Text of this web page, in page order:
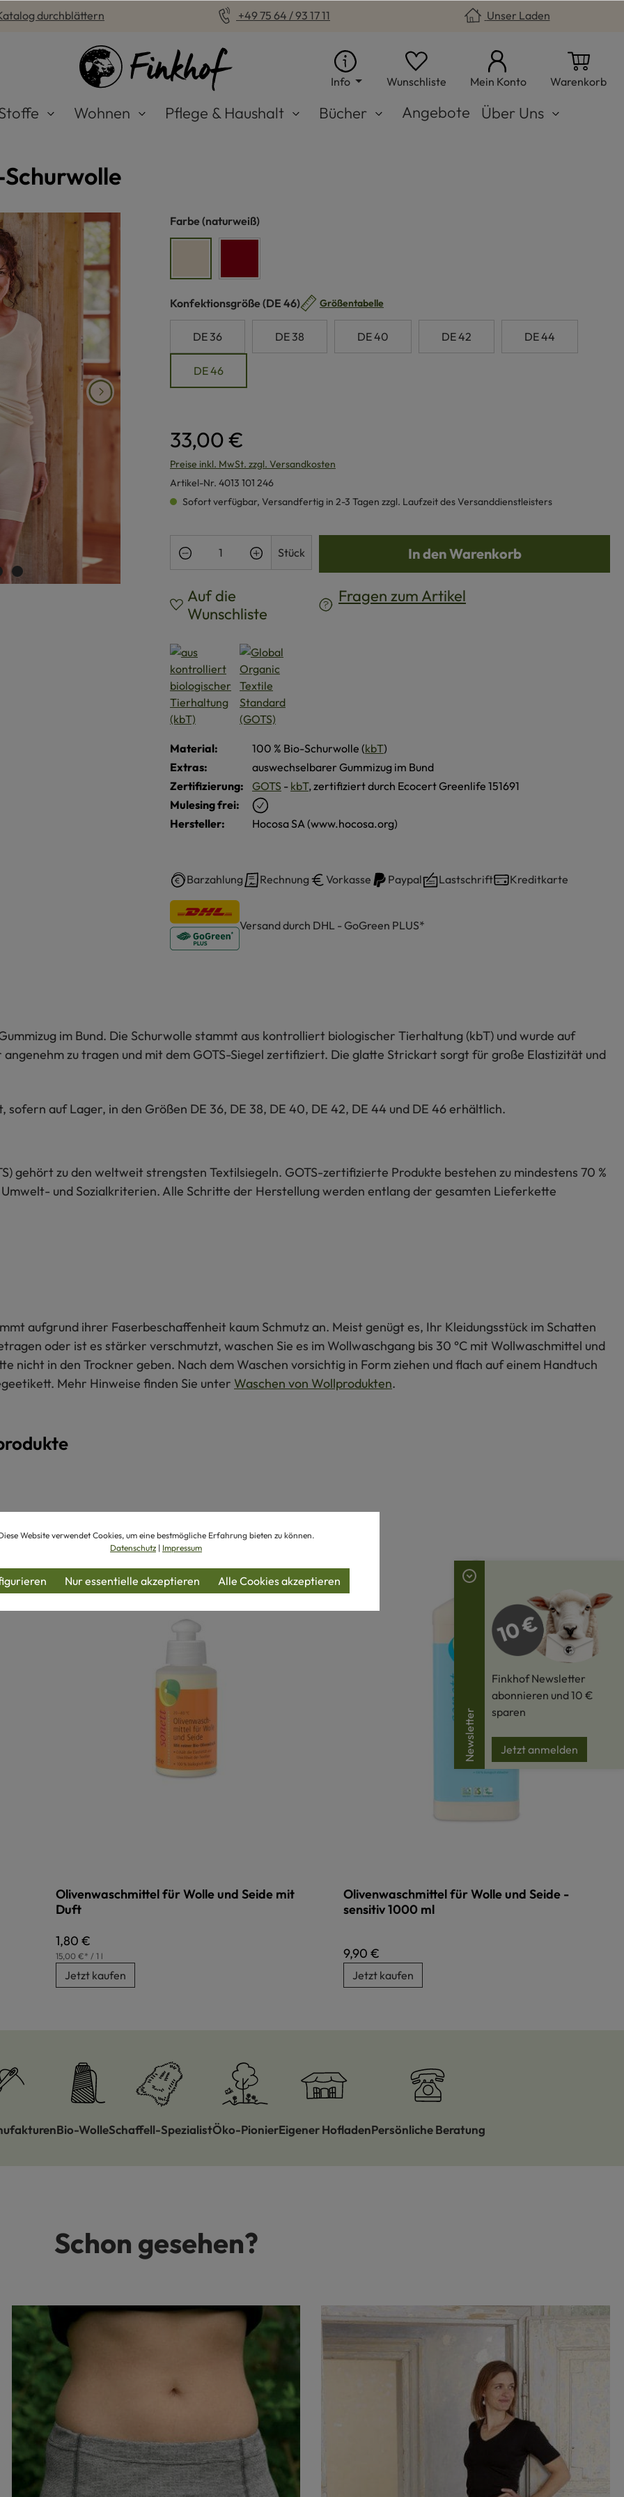
durchblättern +49 75 64 / 93 17 11 Unser Laden
Info Wunschliste Du hast 0 Produkte auf dem
Mein Konto Warenkorb
Wohnen Pflege & Haushalt Bücher Angebote Über Uns
Farbe auswählen
(naturweiß)
Konfektionsgröße auswählen
(DE 46) Größentabelle
DE 36 DE 38 DE 40 DE 42 DE 44
DE 46
33,00 €
Preise inkl. MwSt. zzgl. Versandkosten
Artikel-Nr. 4013 101 246
Sofort verfügbar, Versandfertig in 2-3 Tagen zzgl. Laufzeit des Versanddienstleisters
Produkt Anzahl: Gib den gewünschten Wert ein oder
Stück In den Warenkorb
Auf die
Wunschliste
Fragen zum Artikel
Material: 100 % Bio-Schurwolle (kbT)
Extras:
auswechselbarer Gummizug im Bund
Zertifizierung:
GOTS - kbT, zertifiziert durch Ecocert Greenlife 151691
Mulesing frei:
Hersteller:
Hocosa SA (www.hocosa.org)
Barzahlung Rechnung Vorkasse Paypal Lastschrift Kreditkarte
Versand durch DHL - GoGreen PLUS*
im Bund. Die Schurwolle stammt aus kontrolliert biologischer Tierhaltung (kbT) und wurde auf
zu tragen und mit dem GOTS-Siegel zertifiziert. Die glatte Strickart sorgt für große Elastizität und
auf Lager, in den Größen DE 36, DE 38, DE 40, DE 42, DE 44 und DE 46 erhältlich.
gehört zu den weltweit strengsten Textilsiegeln. GOTS-zertifizierte Produkte bestehen zu mindestens 70 %
und Sozialkriterien. Alle Schritte der Herstellung werden entlang der gesamten Lieferkette
aufgrund ihrer Faserbeschaffenheit kaum Schmutz an. Meist genügt es, Ihr Kleidungsstück im Schatten
oder ist es stärker verschmutzt, waschen Sie es im Wollwaschgang bis 30 °C mit Wollwaschmittel und
nicht in den Trockner geben. Nach dem Waschen vorsichtig in Form ziehen und flach auf einem Handtuch
Mehr Hinweise finden Sie unter Waschen von Wollprodukten.
Olivenwaschmittel für Wolle und Seide mit
Duft
Regulärer Preis:
1,80 €
15,00 €* / 1 l
Jetzt kaufen
Olivenwaschmittel für Wolle und Seide -
sensitiv 1000 ml
Regulärer Preis:
9,90 €
Jetzt kaufen
Bio-WolleSchaffell-SpezialistÖko-PionierEigener HofladenPersönliche Beratung
Schon gesehen?
Newsletter
Finkhof Newsletter
abonnieren und 10 €
sparen
Jetzt anmelden
Website verwendet Cookies, um eine bestmögliche Erfahrung bieten zu können.
Datenschutz | Impressum
Nur essentielle akzeptieren Alle Cookies akzeptieren